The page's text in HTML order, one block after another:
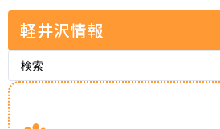
軽井沢情報